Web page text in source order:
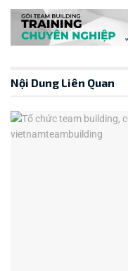
Nội Dung Liên Quan